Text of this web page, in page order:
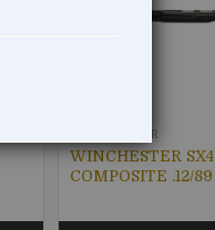
WINCHESTER SX4
COMPOSITE .12/89
WINCHESTER